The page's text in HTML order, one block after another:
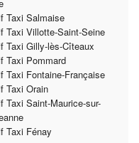
Taxi Salmaise
Taxi Villotte-Saint-Seine
Taxi Gilly-lès-Cîteaux
Taxi Pommard
Taxi Fontaine-Française
Taxi Orain
Taxi Saint-Maurice-sur-
Taxi Fénay